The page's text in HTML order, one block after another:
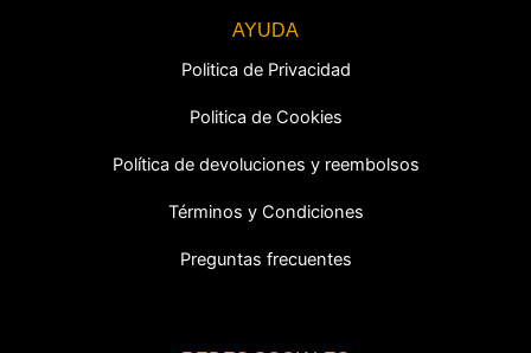
AYUDA
Politica de Privacidad
Politica de Cookies
Política de devoluciones y reembolsos
Términos y Condiciones
Preguntas frecuentes